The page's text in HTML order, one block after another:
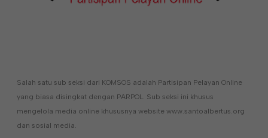
Salah satu sub seksi dari KOMSOS adalah Partisipan Pelayan Online
yang biasa disingkat dengan PARPOL. Sub seksi ini khusus
mengelola media online khususnya website www.santoalbertus.org
dan sosial media.